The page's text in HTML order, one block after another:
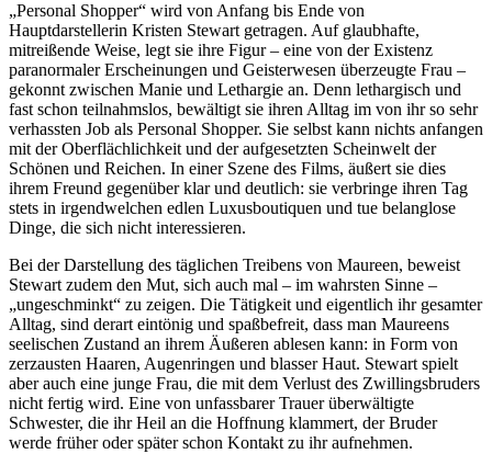
„Personal Shopper“ wird von Anfang bis Ende von
Hauptdarstellerin Kristen Stewart getragen. Auf glaubhafte,
mitreißende Weise, legt sie ihre Figur – eine von der Existenz
paranormaler Erscheinungen und Geisterwesen überzeugte Frau –
gekonnt zwischen Manie und Lethargie an. Denn lethargisch und
fast schon teilnahmslos, bewältigt sie ihren Alltag im von ihr so sehr
verhassten Job als Personal Shopper. Sie selbst kann nichts anfangen
mit der Oberflächlichkeit und der aufgesetzten Scheinwelt der
Schönen und Reichen. In einer Szene des Films, äußert sie dies
ihrem Freund gegenüber klar und deutlich: sie verbringe ihren Tag
stets in irgendwelchen edlen Luxusboutiquen und tue belanglose
Dinge, die sich nicht interessieren.
Bei der Darstellung des täglichen Treibens von Maureen, beweist
Stewart zudem den Mut, sich auch mal – im wahrsten Sinne –
„ungeschminkt“ zu zeigen. Die Tätigkeit und eigentlich ihr gesamter
Alltag, sind derart eintönig und spaßbefreit, dass man Maureens
seelischen Zustand an ihrem Äußeren ablesen kann: in Form von
zerzausten Haaren, Augenringen und blasser Haut. Stewart spielt
aber auch eine junge Frau, die mit dem Verlust des Zwillingsbruders
nicht fertig wird. Eine von unfassbarer Trauer überwältigte
Schwester, die ihr Heil an die Hoffnung klammert, der Bruder
werde früher oder später schon Kontakt zu ihr aufnehmen.